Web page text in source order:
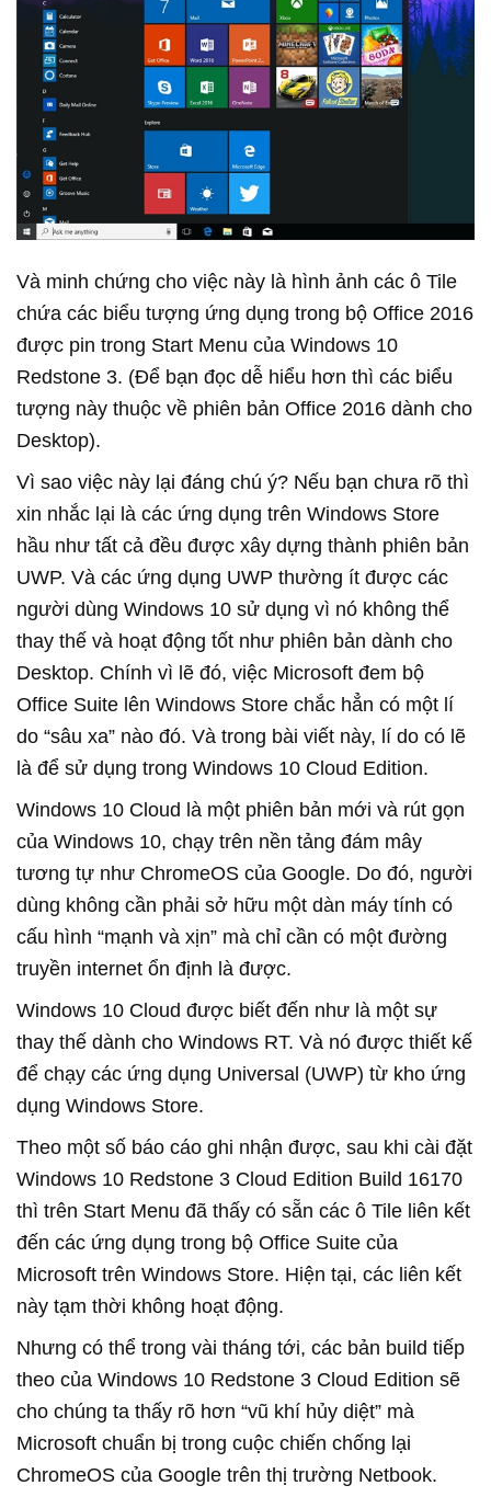
Và minh chứng cho việc này là hình ảnh các ô Tile
chứa các biểu tượng ứng dụng trong bộ Office 2016
được pin trong Start Menu của Windows 10
Redstone 3. (Để bạn đọc dễ hiểu hơn thì các biểu
tượng này thuộc về phiên bản Office 2016 dành cho
Desktop).
Vì sao việc này lại đáng chú ý? Nếu bạn chưa rõ thì
xin nhắc lại là các ứng dụng trên Windows Store
hầu như tất cả đều được xây dựng thành phiên bản
UWP. Và các ứng dụng UWP thường ít được các
người dùng Windows 10 sử dụng vì nó không thể
thay thế và hoạt động tốt như phiên bản dành cho
Desktop. Chính vì lẽ đó, việc Microsoft đem bộ
Office Suite lên Windows Store chắc hẳn có một lí
do “sâu xa” nào đó. Và trong bài viết này, lí do có lẽ
là để sử dụng trong Windows 10 Cloud Edition.
Windows 10 Cloud là một phiên bản mới và rút gọn
của Windows 10, chạy trên nền tảng đám mây
tương tự như ChromeOS của Google. Do đó, người
dùng không cần phải sở hữu một dàn máy tính có
cấu hình “mạnh và xịn” mà chỉ cần có một đường
truyền internet ổn định là được.
Windows 10 Cloud được biết đến như là một sự
thay thế dành cho Windows RT. Và nó được thiết kế
để chạy các ứng dụng Universal (UWP) từ kho ứng
dụng Windows Store.
Theo một số báo cáo ghi nhận được, sau khi cài đặt
Windows 10 Redstone 3 Cloud Edition Build 16170
thì trên Start Menu đã thấy có sẵn các ô Tile liên kết
đến các ứng dụng trong bộ Office Suite của
Microsoft trên Windows Store. Hiện tại, các liên kết
này tạm thời không hoạt động.
Nhưng có thể trong vài tháng tới, các bản build tiếp
theo của Windows 10 Redstone 3 Cloud Edition sẽ
cho chúng ta thấy rõ hơn “vũ khí hủy diệt” mà
Microsoft chuẩn bị trong cuộc chiến chống lại
ChromeOS của Google trên thị trường Netbook.